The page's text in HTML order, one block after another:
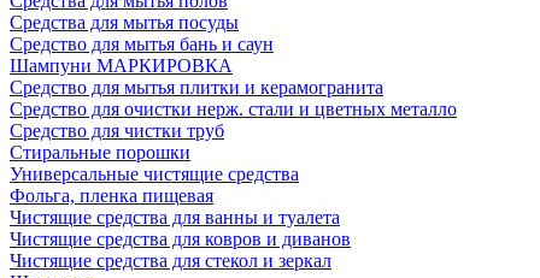
Средства для мытья посуды
Средство для мытья бань и саун
Шампуни МАРКИРОВКА
Средство для мытья плитки и керамогранита
Средство для очистки нерж. стали и цветных металло
Средство для чистки труб
Стиральные порошки
Универсальные чистящие средства
Фольга, пленка пищевая
Чистящие средства для ванны и туалета
Чистящие средства для ковров и диванов
Чистящие средства для стекол и зеркал